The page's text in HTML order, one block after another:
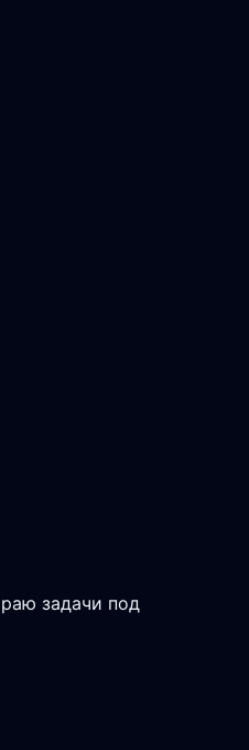
задачи под